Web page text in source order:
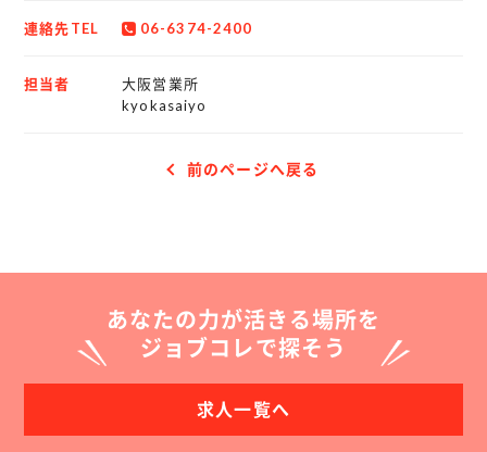
連絡先TEL 06-6374-2400
担当者
大阪営業所
kyokasaiyo
前のページへ戻る
あなたの力が活きる場所を
ジョブコレで探そう
求人一覧へ